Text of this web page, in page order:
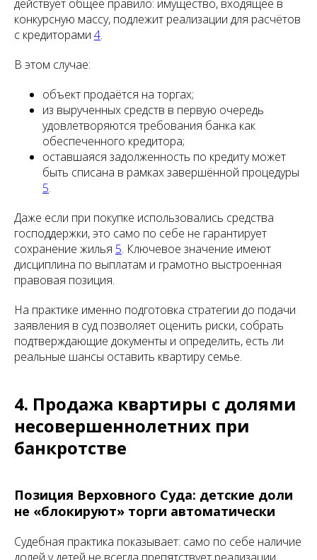
действует общее правило: имущество, входящее в
конкурсную массу, подлежит реализации для расчётов
с кредиторами 4.
В этом случае:
объект продаётся на торгах;
из вырученных средств в первую очередь
удовлетворяются требования банка как
обеспеченного кредитора;
оставшаяся задолженность по кредиту может
быть списана в рамках завершённой процедуры
5.
Даже если при покупке использовались средства
господдержки, это само по себе не гарантирует
сохранение жилья 5. Ключевое значение имеют
дисциплина по выплатам и грамотно выстроенная
правовая позиция.
На практике именно подготовка стратегии до подачи
заявления в суд позволяет оценить риски, собрать
подтверждающие документы и определить, есть ли
реальные шансы оставить квартиру семье.
4. Продажа квартиры с долями
несовершеннолетних при
банкротстве
Позиция Верховного Суда: детские доли
не «блокируют» торги автоматически
Судебная практика показывает: само по себе наличие